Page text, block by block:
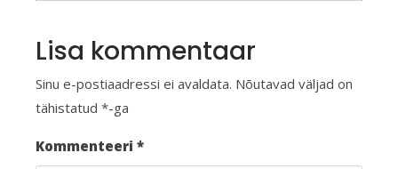
Lisa kommentaar
Sinu e-postiaadressi ei avaldata. Nõutavad väljad on
tähistatud *-ga
Kommenteeri *